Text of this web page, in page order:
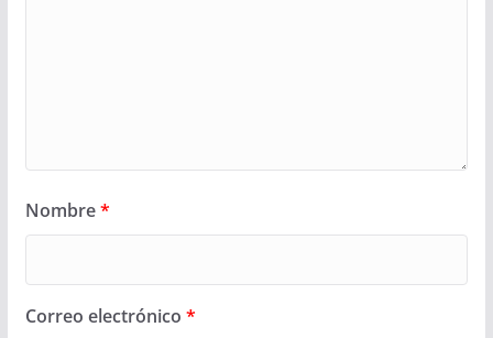
Nombre*
Correo electrónico *